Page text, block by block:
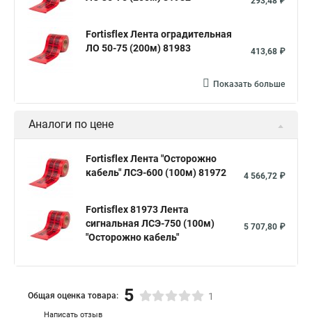
Fortisflex Лента оградительная
ЛО 50-75 (200м) 81983
413,68 ₽
Показать больше
Аналоги по цене
Fortisflex Лента "Осторожно
кабель" ЛСЭ-600 (100м) 81972
4 566,72 ₽
Fortisflex 81973 Лента
сигнальная ЛСЭ-750 (100м)
"Осторожно кабель"
5 707,80 ₽
Написать отзыв
Общая оценка товара: 5 1